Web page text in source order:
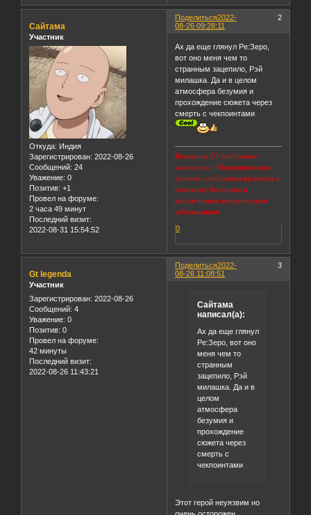
Поделиться 2
2022-
08-26 09:28:11
Сайтама
Участник
Откуда: Индия
Зарегистрирован: 2022-08-26
Сообщений: 24
Уважение: 0
Позитив: +1
Провел на форуме:
2 часа 49 минут
Последний визит:
2022-08-31 15:54:52
Ах да еще глянул Ре:Зеро,
вот оно меня чем то
странным зацепило, Рэй
милашка. Да и в целом
атмосфера безумия и
прохождение сюжета через
смерть с чекпоинтами
Внимание (!) сообщение
заговорено. Модерирование
данного сообщения приведёт к
половому бессилию и
неизлечимым венерическим
заболеваниям
0
Поделиться 3
2022-
08-26 11:08:51
Gt legenda
Участник
Зарегистрирован: 2022-08-26
Сообщений: 4
Уважение: 0
Позитив: 0
Провел на форуме:
42 минуты
Последний визит:
2022-08-26 11:43:21
Сайтама
написал(а):
Ах да еще глянул
Ре:Зеро, вот оно
меня чем то
странным
зацепило, Рэй
милашка. Да и в
целом
атмосфера
безумия и
прохождение
сюжета через
смерть с
чекпоинтами
Этот герой неуязвим но